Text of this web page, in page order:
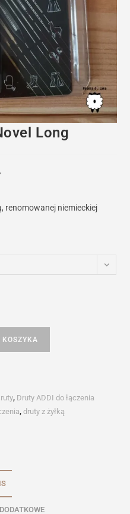
Long
renomowanej niemieckiej
KOSZYKA
, Druty ADDI do łączenia
,druty z żyłką